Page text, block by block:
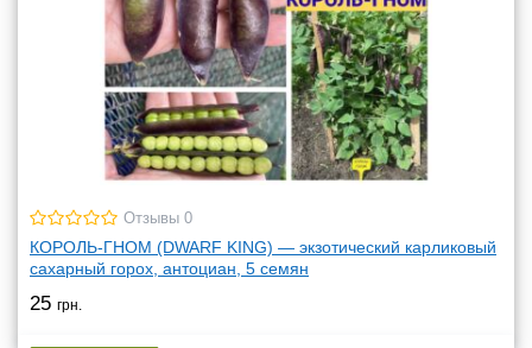
Отзывы 0
КОРОЛЬ-ГНОМ (DWARF KING) — экзотический карликовый
сахарный горох, антоциан, 5 семян
25 грн.